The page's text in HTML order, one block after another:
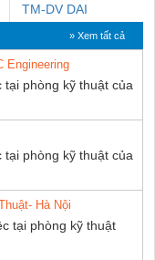
TM-DV DAI
DONG THANH
» Xem tất cả
Engineering
phòng kỹ thuật của
phòng kỹ thuật của
Hà Nội
tại phòng kỹ thuật